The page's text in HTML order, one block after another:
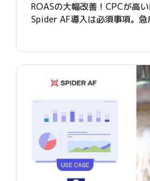
ROASの大幅改善！CPCが高
Spider AF導入は必須事項。